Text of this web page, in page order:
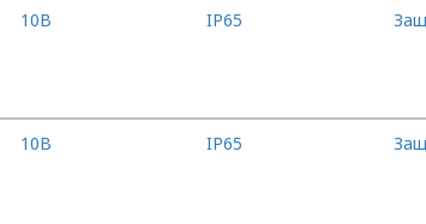
10B IP65
10B IP65